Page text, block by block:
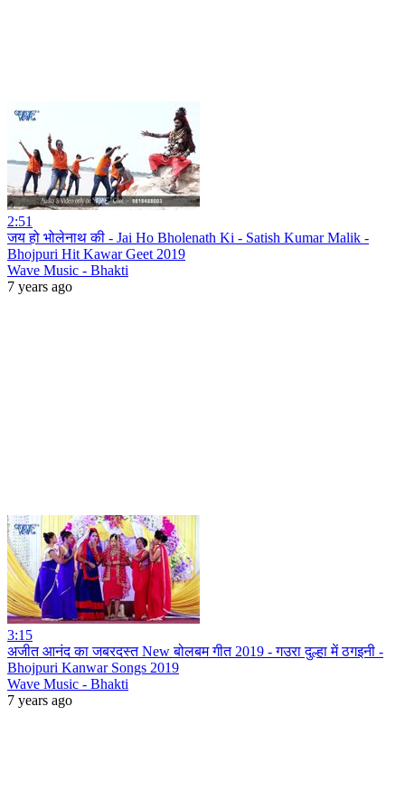
2:51
जय हो भोलेनाथ की - Jai Ho Bholenath Ki - Satish Kumar Malik -
Bhojpuri Hit Kawar Geet 2019
Wave Music - Bhakti
7 years ago
3:15
अजीत आनंद का जबरदस्त New बोलबम गीत 2019 - गउरा दुल्हा में ठगइनी -
Bhojpuri Kanwar Songs 2019
Wave Music - Bhakti
7 years ago